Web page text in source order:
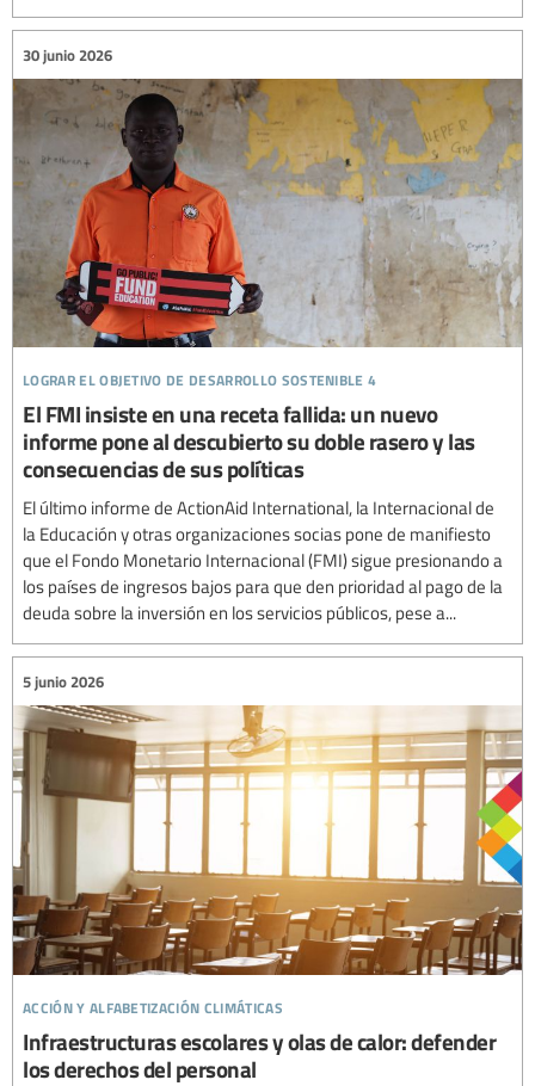
lograr el objetivo de desarrollo sostenible 4
30 junio 2026
El FMI insiste en una receta fallida: un nuevo
informe pone al descubierto su doble rasero y las
consecuencias de sus políticas
El último informe de ActionAid International, la Internacional de
la Educación y otras organizaciones socias pone de manifiesto
que el Fondo Monetario Internacional (FMI) sigue presionando a
los países de ingresos bajos para que den prioridad al pago de la
deuda sobre la inversión en los servicios públicos, pese a...
acción y alfabetización climáticas
5 junio 2026
Infraestructuras escolares y olas de calor: defender
los derechos del personal